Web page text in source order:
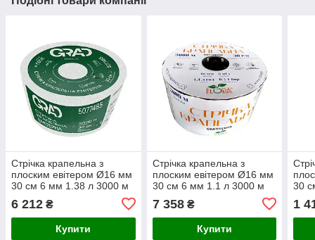
Стрічка крапельна з
плоским евітером Ø16 мм
30 см 6 мм 1.38 л 3000 м
6 212 ₴
Купити
Стрічка крапельна з
плоским евітером Ø16 мм
30 см 6 мм 1.1 л 3000 м
7 358₴
Купити
30
1